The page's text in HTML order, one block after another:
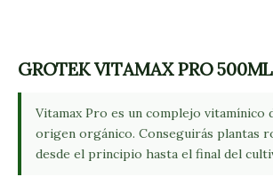
GROTEK VITAMAX PRO 500ML
Vitamax Pro es un complejo vitamínico
origen orgánico. Conseguirás plantas
desde el principio hasta el final del